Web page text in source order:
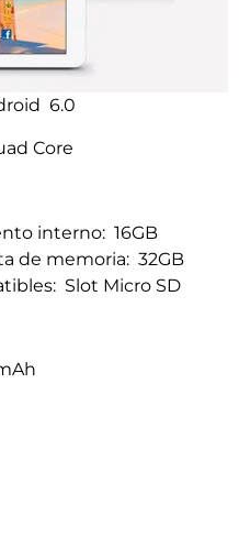
6.0
Core
interno: 16GB
de memoria: 32GB
Slot Micro SD